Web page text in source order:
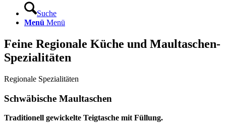
Suche
Menü Menü
Feine Regionale Küche und Maultaschen-
Spezialitäten
Regionale Spezialitäten
Schwäbische Maultaschen
Traditionell gewickelte Teigtasche mit Füllung.